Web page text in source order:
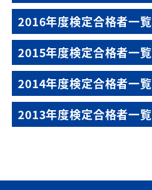
2016年度検定合格者一覧
2015年度検定合格者一覧
2014年度検定合格者一覧
2013年度検定合格者一覧